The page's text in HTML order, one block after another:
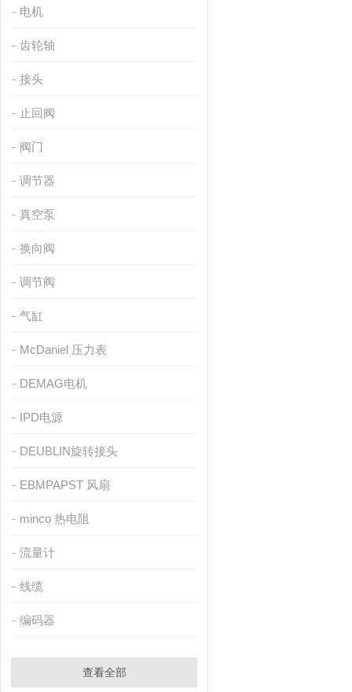
电机
齿轮轴
接头
止回阀
阀门
调节器
真空泵
换向阀
调节阀
气缸
McDaniel 压力表
DEMAG电机
IPD电源
DEUBLIN旋转接头
EBMPAPST 风扇
minco 热电阻
流量计
线缆
编码器
查看全部